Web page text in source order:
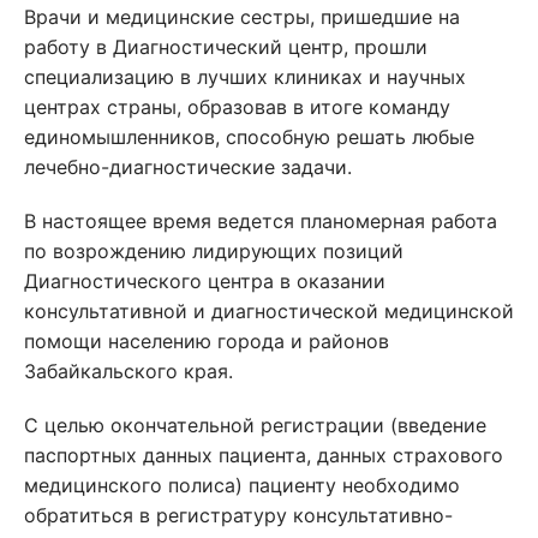
Врачи и медицинские сестры, пришедшие на
работу в Диагностический центр, прошли
специализацию в лучших клиниках и научных
центрах страны, образовав в итоге команду
единомышленников, способную решать любые
лечебно-диагностические задачи.
В настоящее время ведется планомерная работа
по возрождению лидирующих позиций
Диагностического центра в оказании
консультативной и диагностической медицинской
помощи населению города и районов
Забайкальского края.
С целью окончательной регистрации (введение
паспортных данных пациента, данных страхового
медицинского полиса) пациенту необходимо
обратиться в регистратуру консультативно-